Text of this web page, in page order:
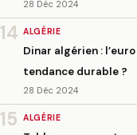
28 Déc 2024
14 ALGÉRIE
Dinar algérien :
tendance durable ?
28 Déc 2024
15 ALGÉRIE